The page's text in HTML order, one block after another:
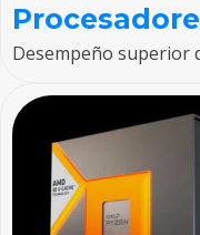
Desempeño superior